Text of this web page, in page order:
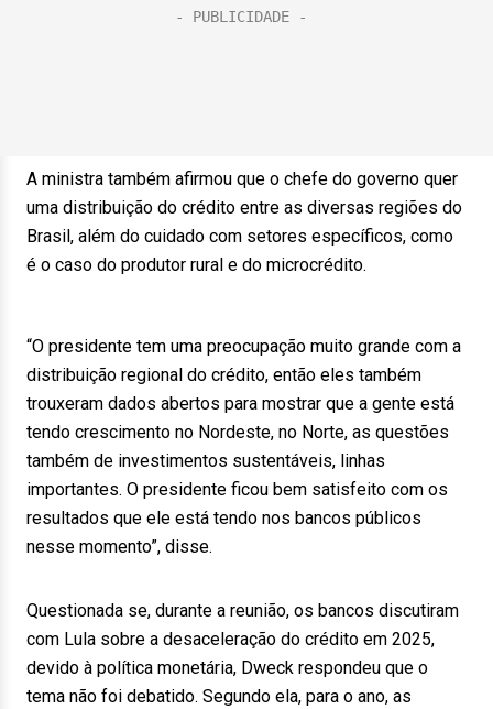
A ministra também afirmou que o chefe do governo quer
uma distribuição do crédito entre as diversas regiões do
Brasil, além do cuidado com setores específicos, como
é o caso do produtor rural e do microcrédito.
“O presidente tem uma preocupação muito grande com a
distribuição regional do crédito, então eles também
trouxeram dados abertos para mostrar que a gente está
tendo crescimento no Nordeste, no Norte, as questões
também de investimentos sustentáveis, linhas
importantes. O presidente ficou bem satisfeito com os
resultados que ele está tendo nos bancos públicos
nesse momento”, disse.
Questionada se, durante a reunião, os bancos discutiram
com Lula sobre a desaceleração do crédito em 2025,
devido à política monetária, Dweck respondeu que o
tema não foi debatido. Segundo ela, para o ano, as